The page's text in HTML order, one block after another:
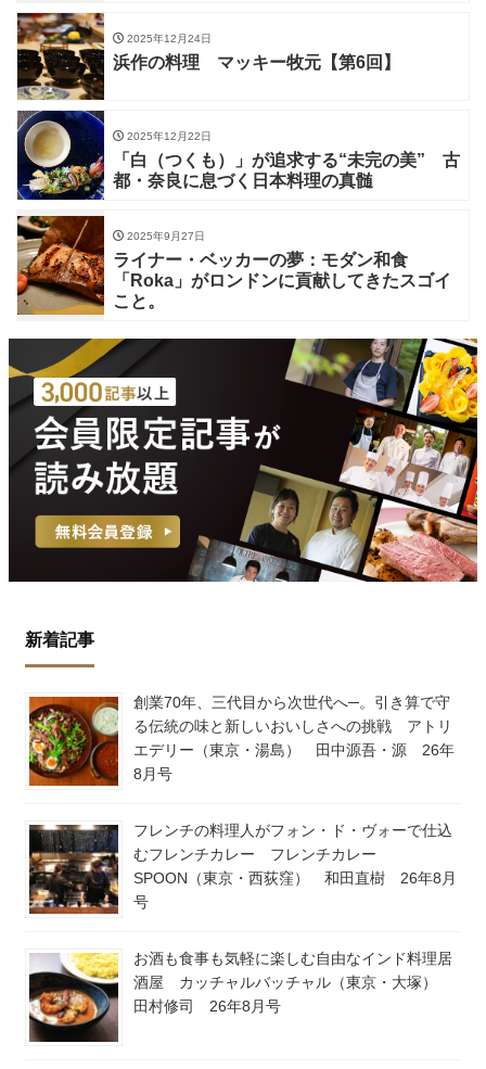
2025年12月24日
浜作の料理 マッキー牧元【第6回】
2025年12月22日
「白（つくも）」が追求する“未完の美” 古
都・奈良に息づく日本料理の真髄
2025年9月27日
ライナー・ベッカーの夢：モダン和食
「Roka」がロンドンに貢献してきたスゴイ
こと。
新着記事
創業70年、三代目から次世代へ─。引き算で守
る伝統の味と新しいおいしさへの挑戦 アトリ
エデリー（東京・湯島） 田中源吾・源 26年
8月号
フレンチの料理人がフォン・ド・ヴォーで仕込
むフレンチカレー フレンチカレー
SPOON（東京・西荻窪） 和田直樹 26年8月
号
お酒も食事も気軽に楽しむ自由なインド料理居
酒屋 カッチャルバッチャル（東京・大塚）
田村修司 26年8月号